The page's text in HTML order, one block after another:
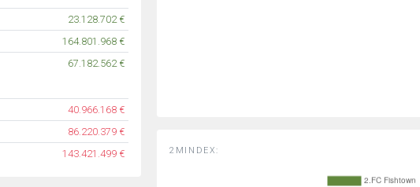
23.128.702 €
164.801.968 €
67.182.562 €
40.966.168 €
86.220.379 €
143.421.499 € 2MINDEX: